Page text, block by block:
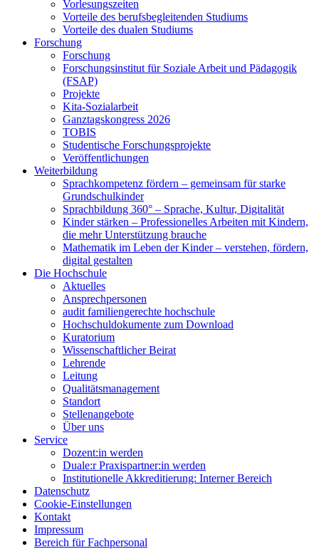
Vorlesungszeiten
Vorteile des berufsbegleitenden Studiums
Vorteile des dualen Studiums
Forschung
Forschung
Forschungsinstitut für Soziale Arbeit und Pädagogik
(FSAP)
Projekte
Kita-Sozialarbeit
Ganztagskongress 2026
TOBIS
Studentische Forschungsprojekte
Veröffentlichungen
Weiterbildung
Sprachkompetenz fördern – gemeinsam für starke
Grundschulkinder
Sprachbildung 360° – Sprache, Kultur, Digitalität
Kinder stärken – Professionelles Arbeiten mit Kindern,
die mehr Unterstützung brauche
Mathematik im Leben der Kinder – verstehen, fördern,
digital gestalten
Die Hochschule
Aktuelles
Ansprechpersonen
audit familiengerechte hochschule
Hochschuldokumente zum Download
Kuratorium
Wissenschaftlicher Beirat
Lehrende
Leitung
Qualitätsmanagement
Standort
Stellenangebote
Über uns
Service
Dozent:in werden
Duale:r Praxispartner:in werden
Institutionelle Akkreditierung: Interner Bereich
Datenschutz
Cookie-Einstellungen
Kontakt
Impressum
Bereich für Fachpersonal